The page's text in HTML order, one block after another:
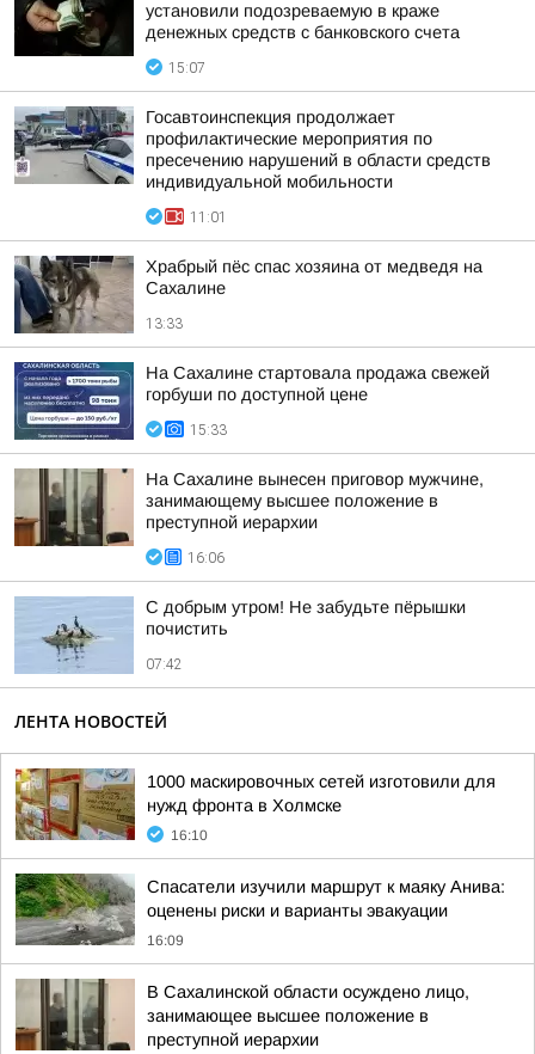
установили подозреваемую в краже
денежных средств с банковского счета
15:07
Госавтоинспекция продолжает
профилактические мероприятия по
пресечению нарушений в области средств
индивидуальной мобильности
11:01
Храбрый пёс спас хозяина от медведя на
Сахалине
13:33
На Сахалине стартовала продажа свежей
горбуши по доступной цене
15:33
На Сахалине вынесен приговор мужчине,
занимающему высшее положение в
преступной иерархии
16:06
С добрым утром! Не забудьте пёрышки
почистить
07:42
ЛЕНТА НОВОСТЕЙ
1000 маскировочных сетей изготовили для
нужд фронта в Холмске
16:10
Спасатели изучили маршрут к маяку Анива:
оценены риски и варианты эвакуации
16:09
В Сахалинской области осуждено лицо,
занимающее высшее положение в
преступной иерархии